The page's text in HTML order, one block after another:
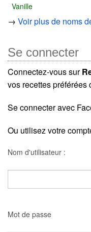
Vanille
→ Voir plus de noms
Se connecter
Connectez-vous sur
vos recettes préférées
Se connecter avec
Ou utilisez votre
Nom d'utilisateur :
Mot de passe